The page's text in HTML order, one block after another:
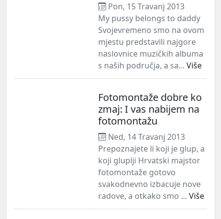
Pon, 15 Travanj 2013
My pussy belongs to daddy
Svojevremeno smo na ovom
mjestu predstavili najgore
naslovnice muzičkih albuma
s naših područja, a sa... Više
Fotomontaže dobre ko
zmaj: I vas nabijem na
fotomontažu
Ned, 14 Travanj 2013
Prepoznajete li koji je glup, a
koji gluplji Hrvatski majstor
fotomontaže gotovo
svakodnevno izbacuje nove
radove, a otkako smo ... Više